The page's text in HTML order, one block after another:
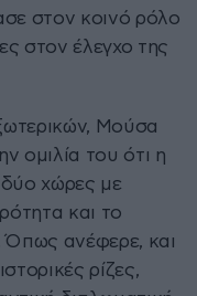
στον κοινό ρόλο
στον έλεγχο της
Μούσα
ομιλία του ότι η
χώρες με
και το
Όπως ανέφερε, και
ρίζες,